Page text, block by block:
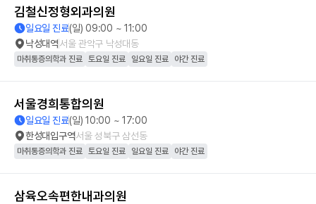
김철신정형외과의원
일요일 진료(일) 09:00 ~ 11:00
낙성대역서울 관악구 낙성대동
마취통증의학과 진료 토요일 진료 일요일 진료 야간 진료
서울경희통합의원
일요일 진료(일) 10:00 ~ 17:00
한성대입구역서울 성북구 삼선동
마취통증의학과 진료 토요일 진료 일요일 진료 야간 진료
삼육오속편한내과의원